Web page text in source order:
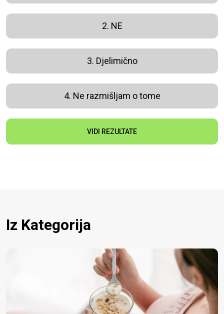
2. NE
3. Djelimično
4. Ne razmišljam o tome
VIDI REZULTATE
Iz Kategorija